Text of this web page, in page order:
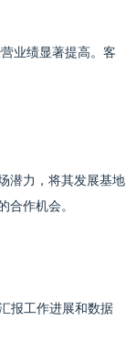
业绩显著提高。客
潜力，将其发展基地
作机会。
报工作进展和数据